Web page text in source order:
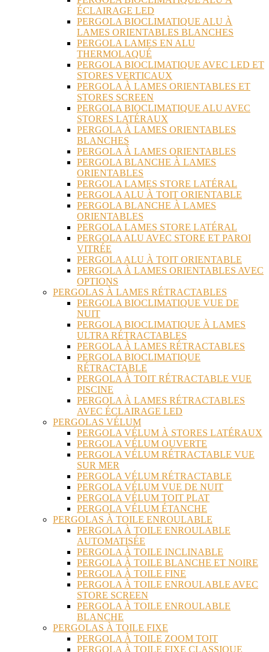
ÉCLAIRAGE LED
PERGOLA BIOCLIMATIQUE ALU À
LAMES ORIENTABLES BLANCHES
PERGOLA LAMES EN ALU
THERMOLAQUÉ
PERGOLA BIOCLIMATIQUE AVEC LED ET
STORES VERTICAUX
PERGOLA À LAMES ORIENTABLES ET
STORES SCREEN
PERGOLA BIOCLIMATIQUE ALU AVEC
STORES LATÉRAUX
PERGOLA À LAMES ORIENTABLES
BLANCHES
PERGOLA À LAMES ORIENTABLES
PERGOLA BLANCHE À LAMES
ORIENTABLES
PERGOLA LAMES STORE LATÉRAL
PERGOLA ALU À TOIT ORIENTABLE
PERGOLA BLANCHE À LAMES
ORIENTABLES
PERGOLA LAMES STORE LATÉRAL
PERGOLA ALU AVEC STORE ET PAROI
VITRÉE
PERGOLA ALU À TOIT ORIENTABLE
PERGOLA À LAMES ORIENTABLES AVEC
OPTIONS
PERGOLAS À LAMES RÉTRACTABLES
PERGOLA BIOCLIMATIQUE VUE DE
NUIT
PERGOLA BIOCLIMATIQUE À LAMES
ULTRA RÉTRACTABLES
PERGOLA À LAMES RÉTRACTABLES
PERGOLA BIOCLIMATIQUE
RÉTRACTABLE
PERGOLA À TOIT RÉTRACTABLE VUE
PISCINE
PERGOLA À LAMES RÉTRACTABLES
AVEC ÉCLAIRAGE LED
PERGOLAS VÉLUM
PERGOLA VÉLUM À STORES LATÉRAUX
PERGOLA VÉLUM OUVERTE
PERGOLA VÉLUM RÉTRACTABLE VUE
SUR MER
PERGOLA VÉLUM RÉTRACTABLE
PERGOLA VÉLUM VUE DE NUIT
PERGOLA VÉLUM TOIT PLAT
PERGOLA VÉLUM ÉTANCHE
PERGOLAS À TOILE ENROULABLE
PERGOLA À TOILE ENROULABLE
AUTOMATISÉE
PERGOLA À TOILE INCLINABLE
PERGOLA À TOILE BLANCHE ET NOIRE
PERGOLA À TOILE FINE
PERGOLA À TOILE ENROULABLE AVEC
STORE SCREEN
PERGOLA À TOILE ENROULABLE
BLANCHE
PERGOLAS À TOILE FIXE
PERGOLA À TOILE ZOOM TOIT
PERGOLA À TOILE FIXE CLASSIQUE